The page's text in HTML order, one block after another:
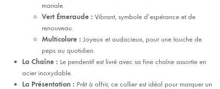
mariale.
Vert Émeraude : Vibrant, symbole d’espérance et de
renouveau.
Multicolore : Joyeux et audacieux, pour une touche de
peps au quotidien.
La Chaîne : Le pendentif est livré avec sa fine chaîne assortie en
acier inoxydable.
La Présentation : Prêt à offrir, ce collier est idéal pour marquer un